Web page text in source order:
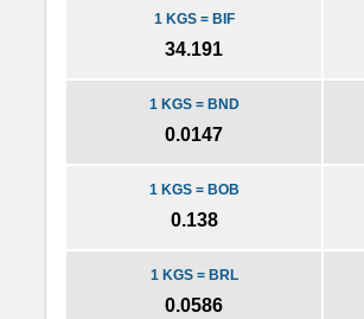
1 KGS = BIF
34.191
1 KGS = BND
0.0147
1 KGS = BOB
0.138
1 KGS = BRL
0.0586